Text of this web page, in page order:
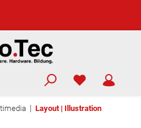
| Layout | Illustration